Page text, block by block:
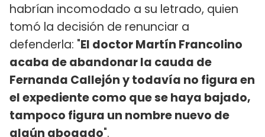
habrían incomodado a su letrado, quien
tomó la decisión de renunciar a
defenderla: "El doctor Martín Francolino
acaba de abandonar la cauda de
Fernanda Callejón y todavía no figura en
el expediente como que se haya bajado,
tampoco figura un nombre nuevo de
algún abogado".